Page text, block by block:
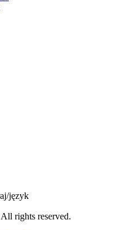
język
rights reserved.